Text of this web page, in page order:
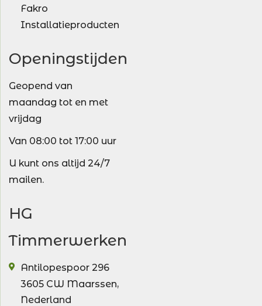
Fakro
Installatieproducten
Openingstijden
Geopend van
maandag tot en met
vrijdag
Van 08:00 tot 17:00 uur
U kunt ons altijd 24/7
mailen.
HG
Timmerwerken
Antilopespoor 296
3605 CW Maarssen,
Nederland